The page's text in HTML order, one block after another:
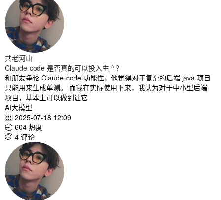
共老河山
Claude-code 是否真的可以投入生产？
和朋友争论 Claude-code 功能性，他觉得对于复杂的后端 java 项目
只能用来生成单测。 而我在实际使用下来，我认为对于中小型后端
项目，基本上可以做到让它
AI大模型
 2025-07-18 12:09
 604 热度
 4 评论